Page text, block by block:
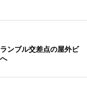
ンブル交差点の屋外ビ